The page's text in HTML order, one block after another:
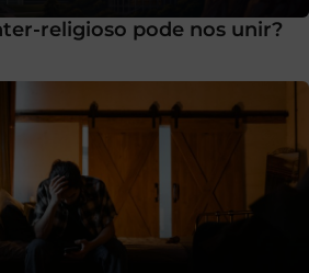
religioso pode nos unir?